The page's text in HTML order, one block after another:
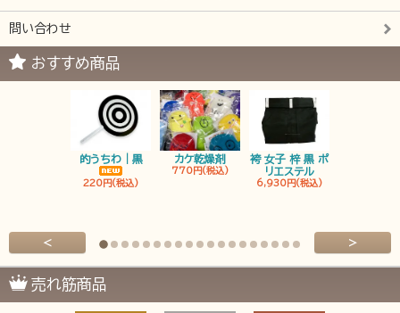
問い合わせ
おすすめ商品
的うちわ｜黒
220円(税込)
カケ乾燥剤
770円(税込)
袴 女子 梓 黒 ポ
リエステル
6,930円(税込)
< >
売れ筋商品